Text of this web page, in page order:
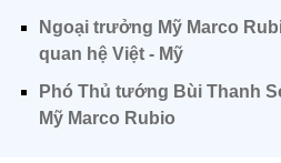
Ngoại trưởng Mỹ Marco
quan hệ Việt - Mỹ
Phó Thủ tướng Bùi Thanh
Mỹ Marco Rubio